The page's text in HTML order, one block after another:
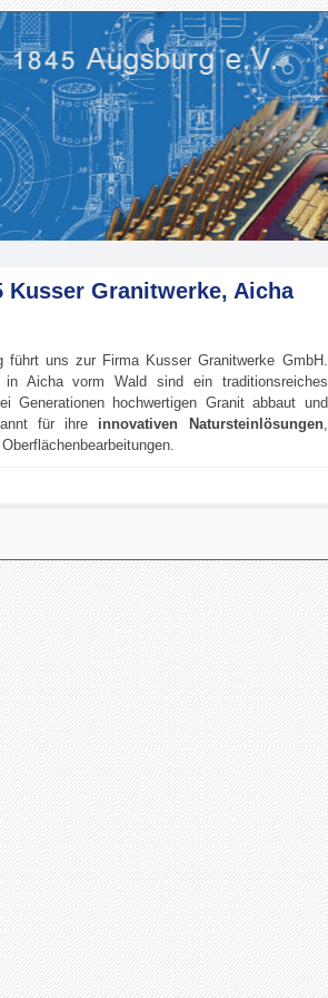
Kusser Granitwerke, Aicha
führt uns zur Firma Kusser Granitwerke GmbH.
in Aicha vorm Wald sind ein traditionsreiches
Generationen hochwertigen Granit abbaut und
für ihre innovativen Natursteinlösungen,